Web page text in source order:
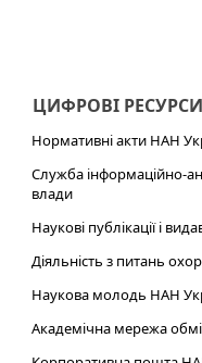
ЦИФРОВІ
Нормативні акти НАН
Служба інформаційно-
влади
Наукові публікації і
Діяльність з питань
Наукова молодь НАН
Академічна мережа